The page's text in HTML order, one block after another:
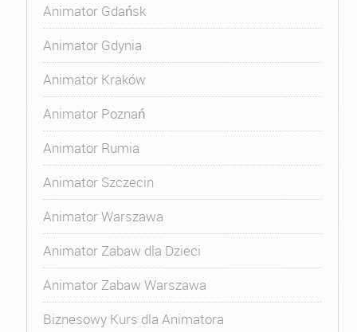
Animator Gdańsk
Animator Gdynia
Animator Kraków
Animator Poznań
Animator Rumia
Animator Szczecin
Animator Warszawa
Animator Zabaw dla Dzieci
Animator Zabaw Warszawa
Biznesowy Kurs dla Animatora